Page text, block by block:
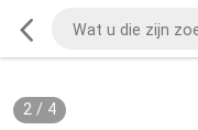
2/ 4